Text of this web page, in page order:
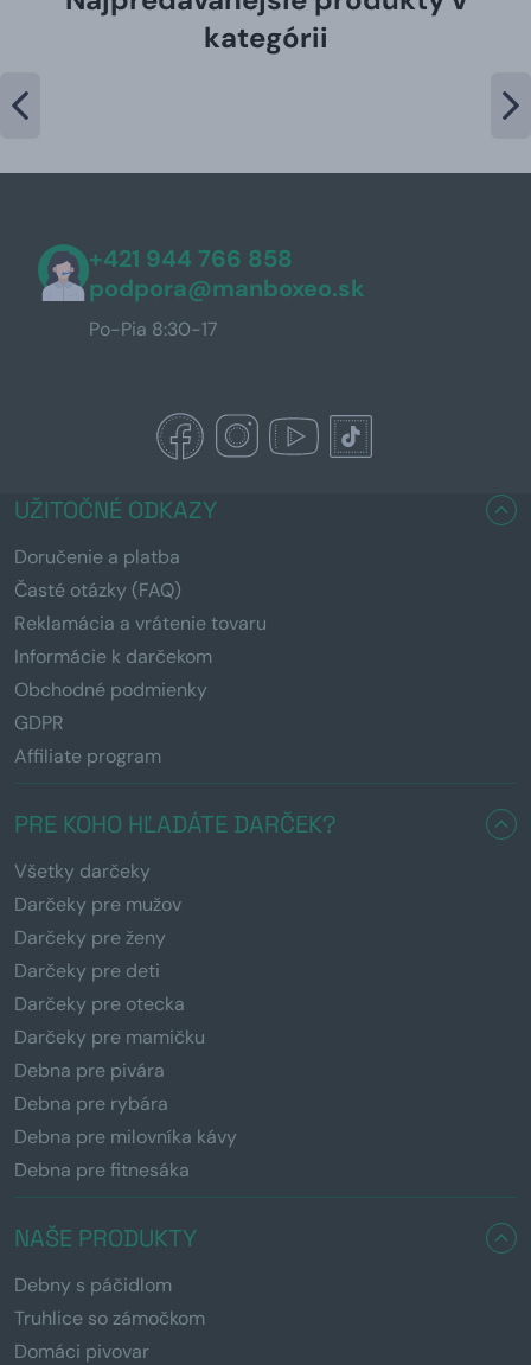
kategórii
+421 944 766 858
podpora@manboxeo.sk
Po-Pia 8:30-17
UŽITOČNÉ ODKAZY
Doručenie a platba
Časté otázky (FAQ)
Reklamácia a vrátenie tovaru
Informácie k darčekom
Obchodné podmienky
GDPR
Affiliate program
PRE KOHO HĽADÁTE DARČEK?
Všetky darčeky
Darčeky pre mužov
Darčeky pre ženy
Darčeky pre deti
Darčeky pre otecka
Darčeky pre mamičku
Debna pre pivára
Debna pre rybára
Debna pre milovníka kávy
Debna pre fitnesáka
NAŠE PRODUKTY
Debny s páčidlom
Truhlice so zámočkom
Domáci pivovar